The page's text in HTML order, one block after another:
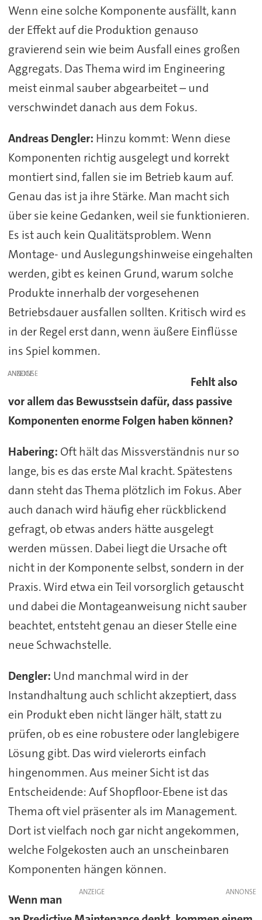
Wenn eine solche Komponente ausfällt, kann
der Effekt auf die Produktion genauso
gravierend sein wie beim Ausfall eines großen
Aggregats. Das Thema wird im Engineering
meist einmal sauber abgearbeitet – und
verschwindet danach aus dem Fokus.
Andreas Dengler: Hinzu kommt: Wenn diese
Komponenten richtig ausgelegt und korrekt
montiert sind, fallen sie im Betrieb kaum auf.
Genau das ist ja ihre Stärke. Man macht sich
über sie keine Gedanken, weil sie funktionieren.
Es ist auch kein Qualitätsproblem. Wenn
Montage- und Auslegungshinweise eingehalten
werden, gibt es keinen Grund, warum solche
Produkte innerhalb der vorgesehenen
Betriebsdauer ausfallen sollten. Kritisch wird es
in der Regel erst dann, wenn äußere Einflüsse
ins Spiel kommen.
ANZEIGE
Fehlt also
vor allem das Bewusstsein dafür, dass passive
Komponenten enorme Folgen haben können?
Habering: Oft hält das Missverständnis nur so
lange, bis es das erste Mal kracht. Spätestens
dann steht das Thema plötzlich im Fokus. Aber
auch danach wird häufig eher rückblickend
gefragt, ob etwas anders hätte ausgelegt
werden müssen. Dabei liegt die Ursache oft
nicht in der Komponente selbst, sondern in der
Praxis. Wird etwa ein Teil vorsorglich getauscht
und dabei die Montageanweisung nicht sauber
beachtet, entsteht genau an dieser Stelle eine
neue Schwachstelle.
Dengler: Und manchmal wird in der
Instandhaltung auch schlicht akzeptiert, dass
ein Produkt eben nicht länger hält, statt zu
prüfen, ob es eine robustere oder langlebigere
Lösung gibt. Das wird vielerorts einfach
hingenommen. Aus meiner Sicht ist das
Entscheidende: Auf Shopfloor-Ebene ist das
Thema oft viel präsenter als im Management.
Dort ist vielfach noch gar nicht angekommen,
welche Folgekosten auch an unscheinbaren
Komponenten hängen können.
ANZEIGE
Wenn man